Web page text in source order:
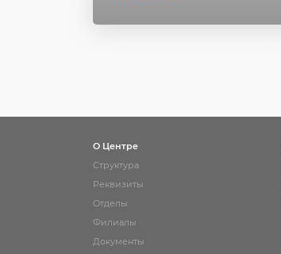
О Центре
Структура
Реквизиты
Отделы
Филиалы
Документы